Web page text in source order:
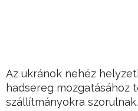
Az ukránok nehéz
hadsereg mozgatásához
szállítmányokra szorulnak.